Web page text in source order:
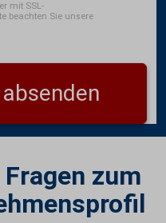
mit SSL-
beachten Sie unsere
zum